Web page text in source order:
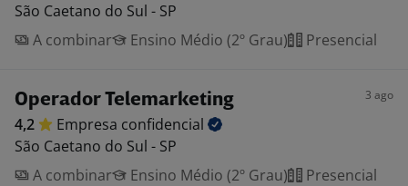
São Caetano do Sul - SP
A combinar
Ensino Médio (2º Grau) Presencial
Operador Telemarketing 3 ago
4,2 Empresa confidencial
São Caetano do Sul - SP
A combinar
Ensino Médio (2º Grau)
Presencial